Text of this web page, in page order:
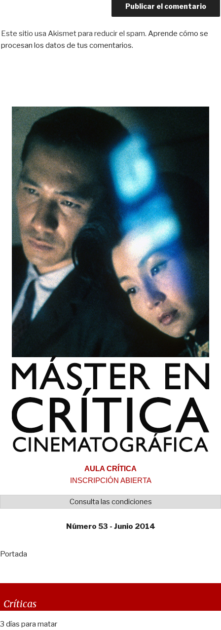
Este sitio usa Akismet para reducir el spam. Aprende cómo se
procesan los datos de tus comentarios.
AULA CRÍTICA
INSCRIPCIÓN ABIERTA
Consulta las condiciones
Número 53 - Junio 2014
Portada
Críticas
3 días para matar